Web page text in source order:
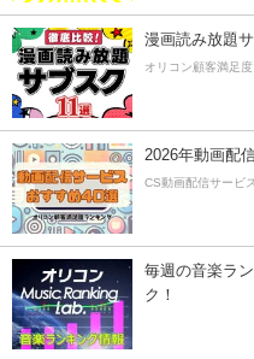
漫画読み放題
オリコン顧客満足
2026年動画配
CS動画配信サービ
毎週の音楽ラ
ク！